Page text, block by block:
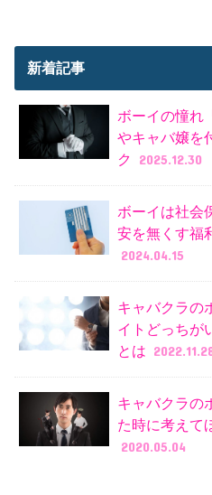
新着記事
ボーイの憧れ
やキャバ嬢を
ク
2025.12.30
ボーイは社会
安を無くす福
2024.04.15
キャバクラの
イトどっちが
とは
キャバクラの
た時に考えて
2020.05.04